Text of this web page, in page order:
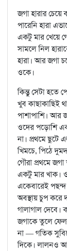
জগা হারার
পারেনি হারা
একটু মার খেয়ে
সামলে নিল
হারা। আর জগা
ওকে।
কিন্তু সেটা হতে
খুব কাছাকাছিই
পাশাপাশি। আর
ওদের পড়োশি
না। প্রথমে ছুটে
খিমচে, পিঠে
গৌরা প্রথমে
একটু মার খাক।
একেবারেই
অবস্থায় চুপ করে
গালাগাল
জগাকে তুলে
না — গতিক
দিকে। লালনও